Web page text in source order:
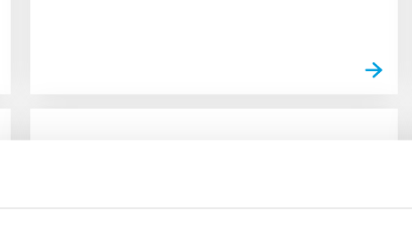
Science and the Cosmos invite